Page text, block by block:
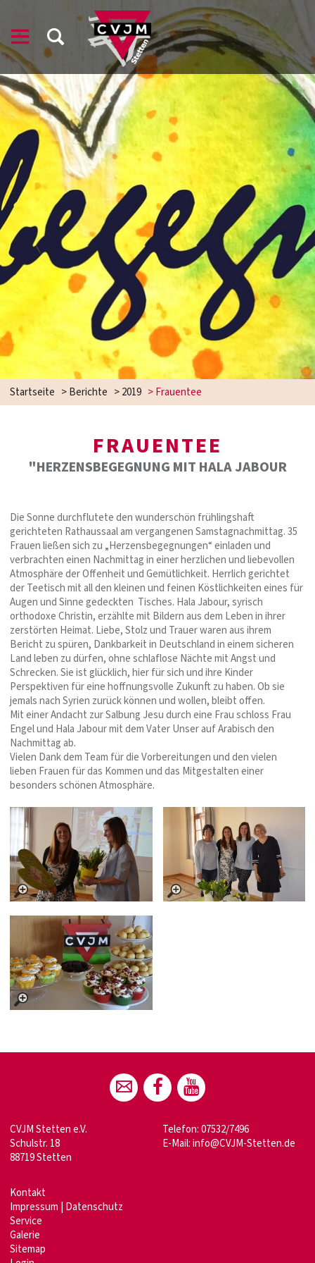
Startseite >Berichte >2019 >Frauentee
FRAUENTEE
"HERZENSBEGEGNUNG MIT HALA JABOUR
Die Sonne durchflutete den wunderschön frühlingshaft
gerichteten Rathaussaal am vergangenen Samstagnachmittag. 35
Frauen ließen sich zu „Herzensbegegnungen“ einladen und
verbrachten einen Nachmittag in einer herzlichen und liebevollen
Atmosphäre der Offenheit und Gemütlichkeit. Herrlich gerichtet
der Teetisch mit all den kleinen und feinen Köstlichkeiten eines für
Augen und Sinne gedeckten Tisches. Hala Jabour, syrisch
orthodoxe Christin, erzählte mit Bildern aus dem Leben in ihrer
zerstörten Heimat. Liebe, Stolz und Trauer waren aus ihrem
Bericht zu spüren, Dankbarkeit in Deutschland in einem sicheren
Land leben zu dürfen, ohne schlaflose Nächte mit Angst und
Schrecken. Sie ist glücklich, hier für sich und ihre Kinder
Perspektiven für eine hoffnungsvolle Zukunft zu haben. Ob sie
jemals nach Syrien zurück können und wollen, bleibt offen.
Mit einer Andacht zur Salbung Jesu durch eine Frau schloss Frau
Engel und Hala Jabour mit dem Vater Unser auf Arabisch den
Nachmittag ab.
Vielen Dank dem Team für die Vorbereitungen und den vielen
lieben Frauen für das Kommen und das Mitgestalten einer
besonders schönen Atmosphäre.
CVJM Stetten e.V.
Schulstr. 18
88719 Stetten
Telefon: 07532/7496
E-Mail:info@CVJM-Stetten.de
Kontakt
Impressum | Datenschutz
Service
Galerie
Sitemap